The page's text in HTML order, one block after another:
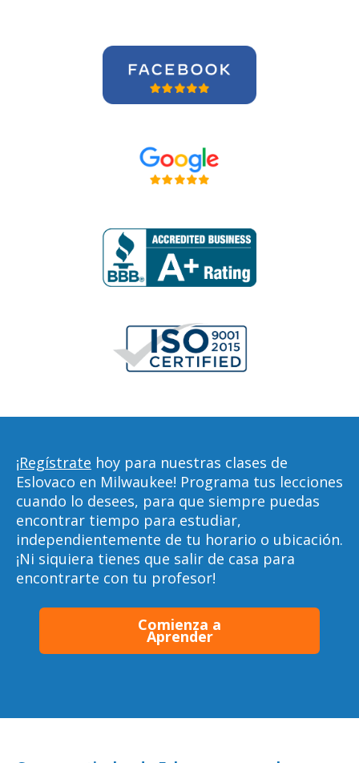
¡Regístrate hoy para nuestras clases de
Eslovaco en Milwaukee! Programa tus lecciones
cuando lo desees, para que siempre puedas
encontrar tiempo para estudiar,
independientemente de tu horario o ubicación.
¡Ni siquiera tienes que salir de casa para
encontrarte con tu profesor!
Comienza a
Aprender